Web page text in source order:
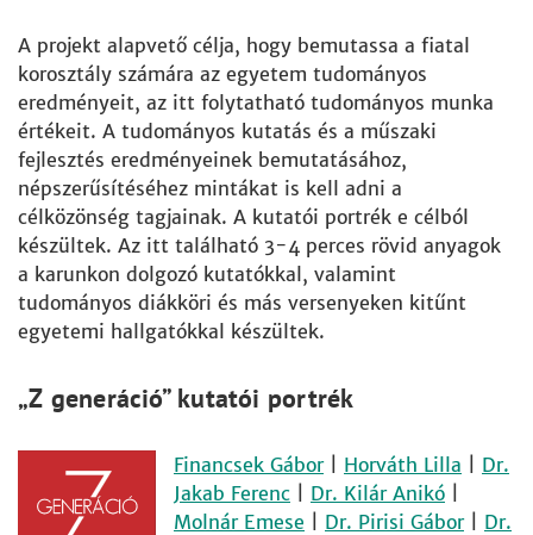
A projekt alapvető célja, hogy bemutassa a fiatal
korosztály számára az egyetem tudományos
eredményeit, az itt folytatható tudományos munka
értékeit. A tudományos kutatás és a műszaki
fejlesztés eredményeinek bemutatásához,
népszerűsítéséhez mintákat is kell adni a
célközönség tagjainak. A kutatói portrék e célból
készültek. Az itt található 3-4 perces rövid anyagok
a karunkon dolgozó kutatókkal, valamint
tudományos diákköri és más versenyeken kitűnt
egyetemi hallgatókkal készültek.
„Z generáció” kutatói portrék
Financsek Gábor| Horváth Lilla
Dr.
Jakab Ferenc
Dr. Kilár Anikó
Molnár Emese
Dr. Pirisi Gábor| Dr.